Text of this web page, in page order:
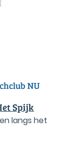
NU
Spijk
langs het